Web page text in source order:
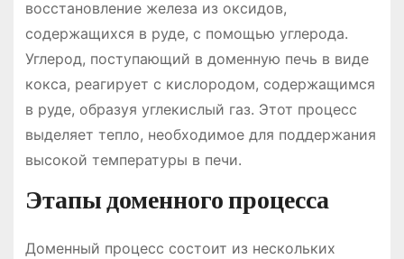
восстановление железа из оксидов,
содержащихся в руде, с помощью углерода.
Углерод, поступающий в доменную печь в виде
кокса, реагирует с кислородом, содержащимся
в руде, образуя углекислый газ. Этот процесс
выделяет тепло, необходимое для поддержания
высокой температуры в печи.
Этапы доменного процесса
Доменный процесс состоит из нескольких